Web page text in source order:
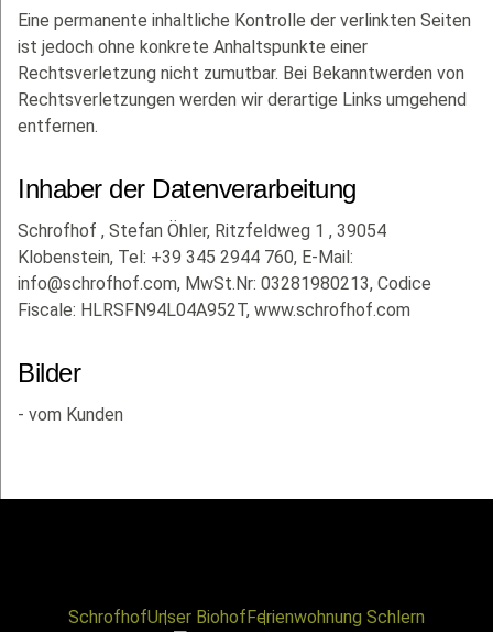
Eine permanente inhaltliche Kontrolle der verlinkten Seiten
ist jedoch ohne konkrete Anhaltspunkte einer
Rechtsverletzung nicht zumutbar. Bei Bekanntwerden von
Rechtsverletzungen werden wir derartige Links umgehend
entfernen.
Inhaber der Datenverarbeitung
Schrofhof , Stefan Öhler, Ritzfeldweg 1 , 39054
Klobenstein, Tel: +39 345 2944 760, E-Mail:
info@schrofhof.com, MwSt.Nr: 03281980213, Codice
Fiscale: HLRSFN94L04A952T, www.schrofhof.com
Bilder
- vom Kunden
SchrofhofUnser BiohofFerienwohnung Schlern